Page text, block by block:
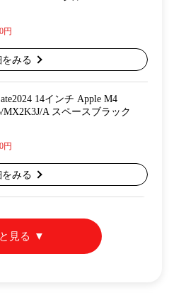
円
みる
14インチ Apple M4
MX2K3J/A スペースブラック
円
みる
見る